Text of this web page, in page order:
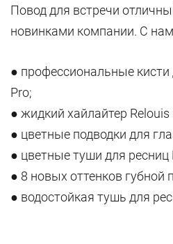
Повод для встречи
новинками компании. С
● профессиональные
Pro;
● жидкий хайлайтер Relouis
● цветные подводки для
● цветные туши для ресниц
● 8 новых оттенков губной
● водостойкая тушь для